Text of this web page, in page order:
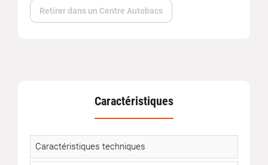
Retirer dans un Centre Autobacs
Caractéristiques
Caractéristiques techniques